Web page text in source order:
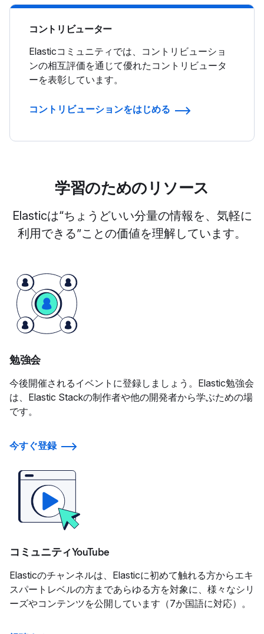
コントリビューター
Elasticコミュニティでは、コントリビューショ
ンの相互評価を通じて優れたコントリビュータ
ーを表彰しています。
コントリビューションをはじめる
学習のためのリソース
Elasticは“ちょうどいい分量の情報を、気軽に
利用できる”ことの価値を理解しています。
勉強会
今後開催されるイベントに登録しましょう。Elastic勉強会
は、Elastic Stackの制作者や他の開発者から学ぶための場
です。
今すぐ登録
コミュニティYouTube
Elasticのチャンネルは、Elasticに初めて触れる方からエキ
スパートレベルの方まであらゆる方を対象に、様々なシリ
ーズやコンテンツを公開しています（7か国語に対応）。